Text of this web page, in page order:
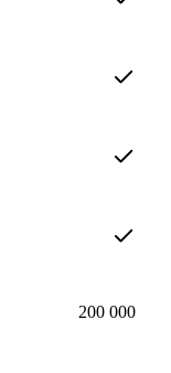
200 000